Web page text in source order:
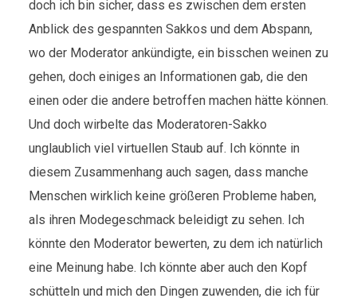
doch ich bin sicher, dass es zwischen dem ersten
Anblick des gespannten Sakkos und dem Abspann,
wo der Moderator ankündigte, ein bisschen weinen zu
gehen, doch einiges an Informationen gab, die den
einen oder die andere betroffen machen hätte können.
Und doch wirbelte das Moderatoren-Sakko
unglaublich viel virtuellen Staub auf. Ich könnte in
diesem Zusammenhang auch sagen, dass manche
Menschen wirklich keine größeren Probleme haben,
als ihren Modegeschmack beleidigt zu sehen. Ich
könnte den Moderator bewerten, zu dem ich natürlich
eine Meinung habe. Ich könnte aber auch den Kopf
schütteln und mich den Dingen zuwenden, die ich für